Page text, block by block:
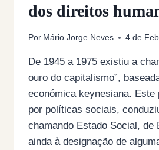
dos direitos
Por Mário Jorge Neves 4 de
De 1945 a 1975 existiu a
ouro do capitalismo”,
económica keynesiana. Este
por políticas sociais,
chamando Estado Social, de
ainda à designação de